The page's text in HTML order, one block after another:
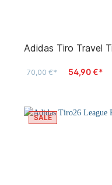
Adidas Tiro Travel
70,00 €* 54,90 €*
SALE